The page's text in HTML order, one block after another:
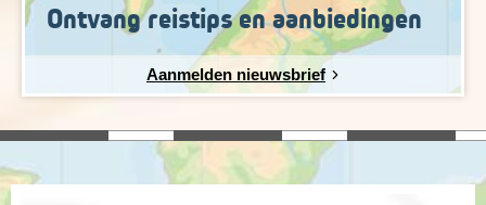
Ontvang reistips en aanbiedingen
Aanmelden nieuwsbrief